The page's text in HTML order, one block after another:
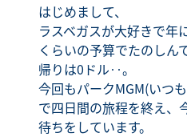
はじめまして、
ラスベガスが大好きで年
くらいの予算でたのしん
帰りは0ドル‥。
今回もパークMGM(いつ
で四日間の旅程を終え、
待ちをしています。